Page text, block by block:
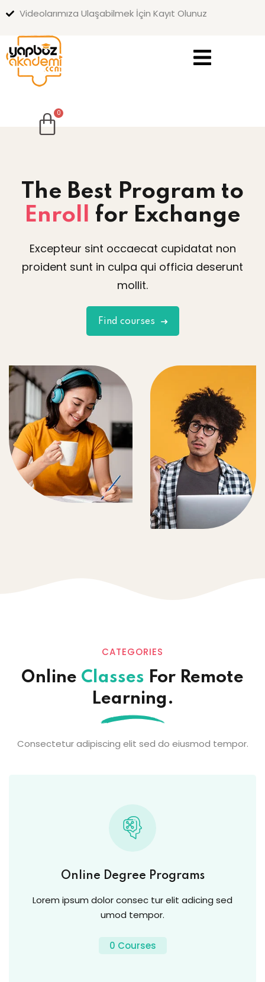
Videolarımıza Ulaşabilmek İçin Kayıt Olunuz
The Best Program to
Enroll for Exchange
Excepteur sint occaecat cupidatat non
proident sunt in culpa qui officia deserunt
mollit.
Find courses
CATEGORIES
Online Classes For Remote
Learning.
Consectetur adipiscing elit sed do eiusmod tempor.
Online Degree Programs
Lorem ipsum dolor consec tur elit adicing sed
umod tempor.
0 Courses
Remember me Lost your password?